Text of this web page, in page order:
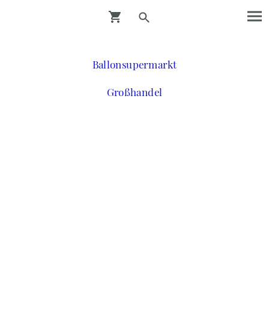
Ballonsupermarkt
Großhandel